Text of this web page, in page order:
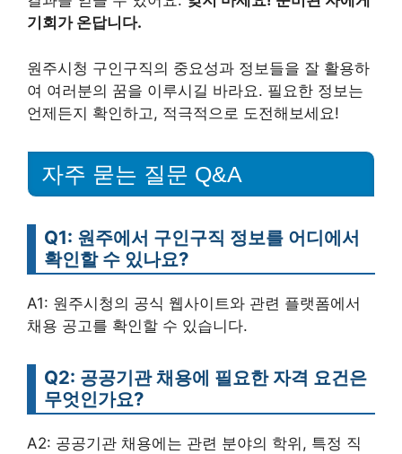
기회가 온답니다.
원주시청 구인구직의 중요성과 정보들을 잘 활용하
여 여러분의 꿈을 이루시길 바라요. 필요한 정보는
언제든지 확인하고, 적극적으로 도전해보세요!
자주 묻는 질문 Q&A
Q1: 원주에서 구인구직 정보를 어디에서
확인할 수 있나요?
A1: 원주시청의 공식 웹사이트와 관련 플랫폼에서
채용 공고를 확인할 수 있습니다.
Q2: 공공기관 채용에 필요한 자격 요건은
무엇인가요?
A2: 공공기관 채용에는 관련 분야의 학위, 특정 직